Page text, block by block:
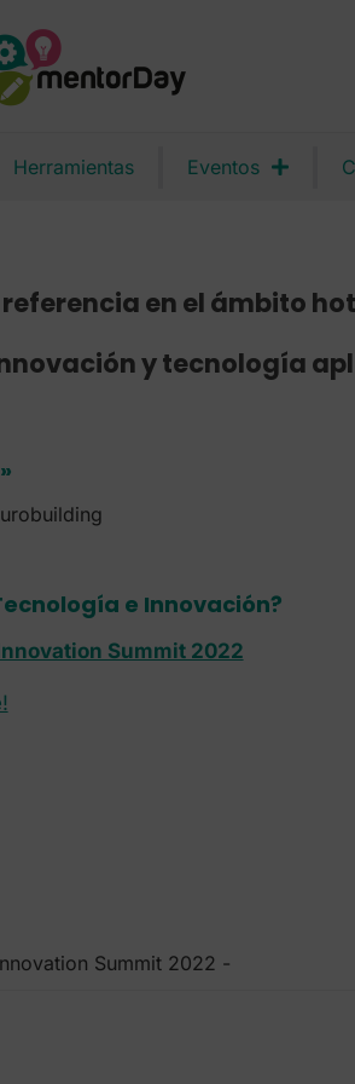
Herramientas Eventos
referencia en el ámbito
y tecnología
e Innovación?
Summit 2022